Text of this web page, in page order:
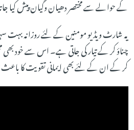
کے حوالے سے مختصر دھیان وگیان پیش کیا
یہ شارٹ ویڈیو مومنین کے لئے روزانہ بہت
چناؤ کر کے تیار کی جاتی ہے۔ اس سے خود
کر کے ان کے لئے بھی ایمانی تقویت کا باعث